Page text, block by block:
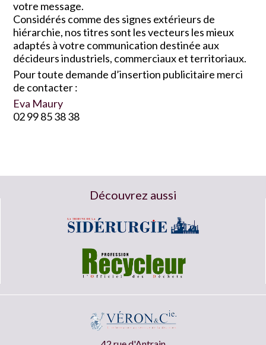
votre message.
Considérés comme des signes extérieurs de
hiérarchie, nos titres sont les vecteurs les mieux
adaptés à votre communication destinée aux
décideurs industriels, commerciaux et territoriaux.
Pour toute demande d’insertion publicitaire merci
de contacter :
Eva Maury
02 99 85 38 38
Découvrez aussi